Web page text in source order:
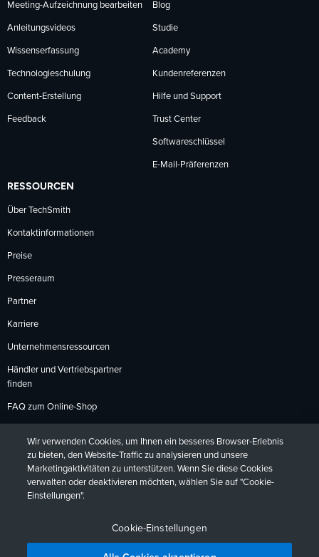
Meeting-Aufzeichnung bearbeiten
Anleitungsvideos
Wissenserfassung
Technologieschulung
Content-Erstellung
Feedback
Blog
Studie
Academy
Kundenreferenzen
Hilfe und Support
Trust Center
Softwareschlüssel
E-Mail-Präferenzen
RESSOURCEN
Über TechSmith
Kontaktinformationen
Preise
Presseraum
Partner
Karriere
Unternehmensressourcen
Händler und Vertriebspartner
finden
FAQ zum Online-Shop
Rückgabebedingungen
DeutschFrançaisEspañol日本語
Wir verwenden Cookies, um Ihnen ein besseres Browser-Erlebnis
zu bieten, den Website-Traffic zu analysieren und unsere
Marketingaktivitäten zu unterstützen. Wenn Sie diese Cookies
verwalten oder deaktivieren möchten, wählen Sie auf "Cookie-
Einstellungen".
Cookie-Einstellungen